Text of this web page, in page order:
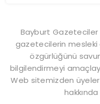
Bayburt
gazetecilerin mesleki
özgürlüğünü
bilgilendirmeyi
Web sitemizden